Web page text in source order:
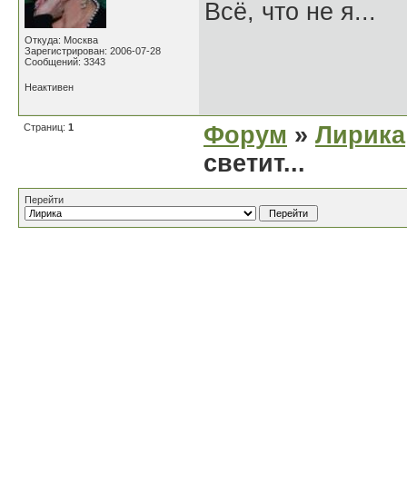
Откуда: Москва
Зарегистрирован: 2006-07-28
Сообщений: 3343
Всё, что не я...
Неактивен
Страниц: 1 Форум » Лирика
светит...
Перейти